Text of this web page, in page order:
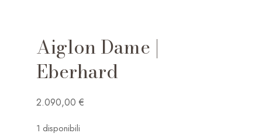
Aiglon Dame |
Eberhard
2.090,00€
1 disponibili